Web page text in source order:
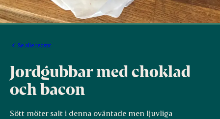
Se alle recept
Jordgubbar med choklad
och bacon
Sött möter salt i denna oväntade men ljuvliga